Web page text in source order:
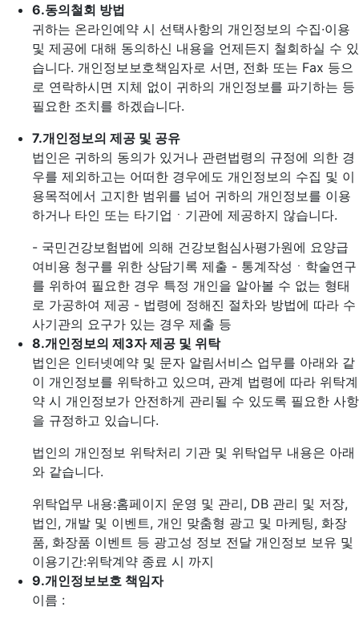
6.동의철회 방법
귀하는 온라인예약 시 선택사항의 개인정보의 수집·이용
및 제공에 대해 동의하신 내용을 언제든지 철회하실 수 있
습니다. 개인정보보호책임자로 서면, 전화 또는 Fax 등으
로 연락하시면 지체 없이 귀하의 개인정보를 파기하는 등
필요한 조치를 하겠습니다.
7.개인정보의 제공 및 공유
법인은 귀하의 동의가 있거나 관련법령의 규정에 의한 경
우를 제외하고는 어떠한 경우에도 개인정보의 수집 및 이
용목적에서 고지한 범위를 넘어 귀하의 개인정보를 이용
하거나 타인 또는 타기업ㆍ기관에 제공하지 않습니다.
- 국민건강보험법에 의해 건강보험심사평가원에 요양급
여비용 청구를 위한 상담기록 제출 - 통계작성ㆍ학술연구
를 위하여 필요한 경우 특정 개인을 알아볼 수 없는 형태
로 가공하여 제공 - 법령에 정해진 절차와 방법에 따라 수
사기관의 요구가 있는 경우 제출 등
8.개인정보의 제3자 제공 및 위탁
법인은 인터넷예약 및 문자 알림서비스 업무를 아래와 같
이 개인정보를 위탁하고 있으며, 관계 법령에 따라 위탁계
약 시 개인정보가 안전하게 관리될 수 있도록 필요한 사항
을 규정하고 있습니다.
법인의 개인정보 위탁처리 기관 및 위탁업무 내용은 아래
와 같습니다.
위탁업무 내용:홈페이지 운영 및 관리, DB 관리 및 저장,
법인, 개발 및 이벤트, 개인 맞춤형 광고 및 마케팅, 화장
품, 화장품 이벤트 등 광고성 정보 전달 개인정보 보유 및
이용기간:위탁계약 종료 시 까지
9.개인정보보호 책임자
이름 :